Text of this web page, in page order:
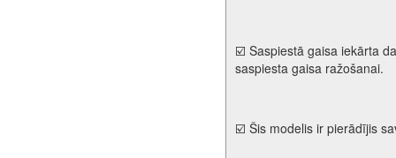
☑️ Saspiestā gaisa iekārta
saspiesta gaisa ražošanai.
☑️ Šis modelis ir pierādījis